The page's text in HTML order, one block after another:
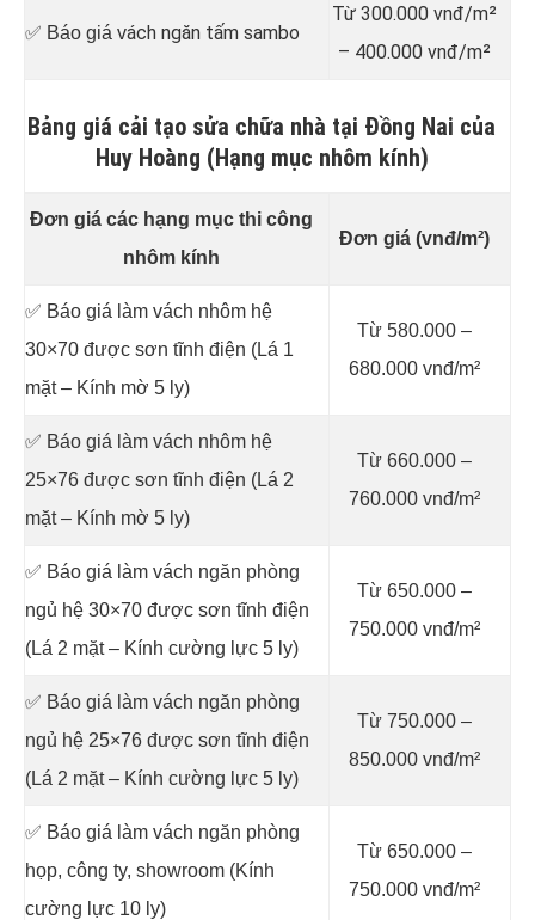
✅ Báo giá vách ngăn tấm sambo
Từ 300.000 vnđ/m²
– 400.000 vnđ/m²
Bảng giá cải tạo sửa chữa nhà tại Đồng Nai của
Huy Hoàng (Hạng mục nhôm kính)
Đơn giá các hạng mục thi công
nhôm kính
Đơn giá (vnđ/m²)
✅ Báo giá làm vách nhôm hệ
30×70 được sơn tĩnh điện (Lá 1
mặt – Kính mờ 5 ly)
Từ 580.000 –
680.000 vnđ/m²
✅ Báo giá làm vách nhôm hệ
25×76 được sơn tĩnh điện (Lá 2
mặt – Kính mờ 5 ly)
Từ 660.000 –
760.000 vnđ/m²
✅ Báo giá làm vách ngăn phòng
ngủ hệ 30×70 được sơn tĩnh điện
(Lá 2 mặt – Kính cường lực 5 ly)
Từ 650.000 –
750.000 vnđ/m²
✅ Báo giá làm vách ngăn phòng
ngủ hệ 25×76 được sơn tĩnh điện
(Lá 2 mặt – Kính cường lực 5 ly)
Từ 750.000 –
850.000 vnđ/m²
✅ Báo giá làm vách ngăn phòng
họp, công ty, showroom (Kính
cường lực 10 ly)
Từ 650.000 –
750.000 vnđ/m²